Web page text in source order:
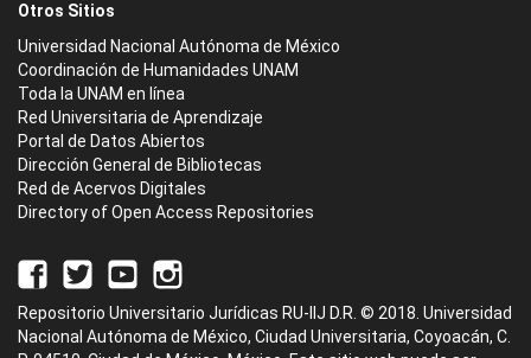
Otros Sitios
Universidad Nacional Autónoma de México
Coordinación de Humanidades UNAM
Toda la UNAM en línea
Red Universitaria de Aprendizaje
Portal de Datos Abiertos
Dirección General de Bibliotecas
Red de Acervos Digitales
Directory of Open Access Repositories
Repositorio Universitario Jurídicas RU-IIJ D.R. © 2018. Universidad
Nacional Autónoma de México, Ciudad Universitaria, Coyoacán, C.